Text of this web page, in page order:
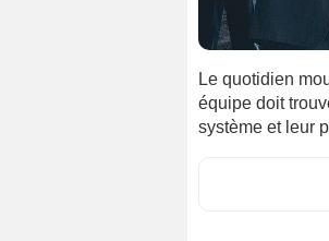
Le quotidien
équipe doit
système et leur